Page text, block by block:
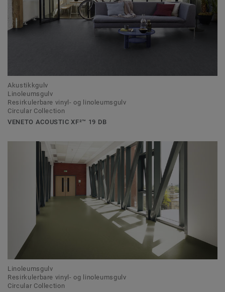
Akustikkgulv
Linoleumsgulv
Resirkulerbare vinyl- og linoleumsgulv
Circular Collection
VENETO ACOUSTIC XF²™ 19 DB
Linoleumsgulv
Resirkulerbare vinyl- og linoleumsgulv
Circular Collection